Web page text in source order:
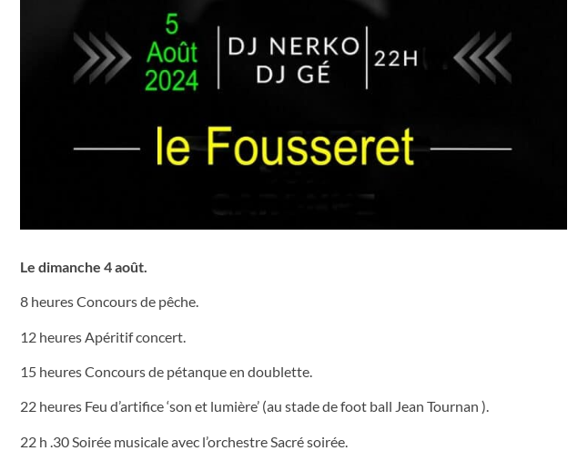
Le dimanche 4 août.
8 heures Concours de pêche.
12 heures Apéritif concert.
15 heures Concours de pétanque en doublette.
22 heures Feu d’artifice ‘son et lumière’ (au stade de foot ball Jean Tournan ).
22 h .30 Soirée musicale avec l’orchestre Sacré soirée.